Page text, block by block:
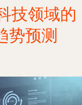
技领域的
势预测